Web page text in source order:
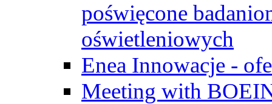
poświęcone
oświetleniowych
Enea Innowacje -
Meeting with